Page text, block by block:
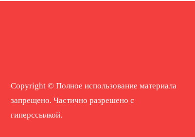
Copyright © Полное использование материала
запрещено. Частично разрешено с
гиперссылкой.